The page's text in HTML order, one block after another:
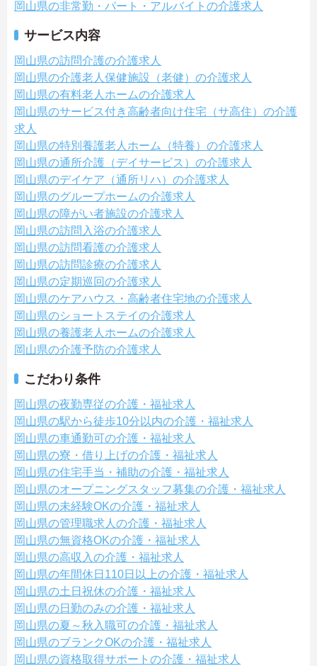
岡山県の非常勤・パート・アルバイトの介護求人
サービス内容
岡山県の訪問介護の介護求人
岡山県の介護老人保健施設（老健）の介護求人
岡山県の有料老人ホームの介護求人
岡山県のサービス付き高齢者向け住宅（サ高住）の介護
求人
岡山県の特別養護老人ホーム（特養）の介護求人
岡山県の通所介護（デイサービス）の介護求人
岡山県のデイケア（通所リハ）の介護求人
岡山県のグループホームの介護求人
岡山県の障がい者施設の介護求人
岡山県の訪問入浴の介護求人
岡山県の訪問看護の介護求人
岡山県の訪問診療の介護求人
岡山県の定期巡回の介護求人
岡山県のケアハウス・高齢者住宅地の介護求人
岡山県のショートステイの介護求人
岡山県の養護老人ホームの介護求人
岡山県の介護予防の介護求人
こだわり条件
岡山県の夜勤専従の介護・福祉求人
岡山県の駅から徒歩10分以内の介護・福祉求人
岡山県の車通勤可の介護・福祉求人
岡山県の寮・借り上げの介護・福祉求人
岡山県の住宅手当・補助の介護・福祉求人
岡山県のオープニングスタッフ募集の介護・福祉求人
岡山県の未経験OKの介護・福祉求人
岡山県の管理職求人の介護・福祉求人
岡山県の無資格OKの介護・福祉求人
岡山県の高収入の介護・福祉求人
岡山県の年間休日110日以上の介護・福祉求人
岡山県の土日祝休の介護・福祉求人
岡山県の日勤のみの介護・福祉求人
岡山県の夏～秋入職可の介護・福祉求人
岡山県のブランクOKの介護・福祉求人
岡山県の資格取得サポートの介護・福祉求人